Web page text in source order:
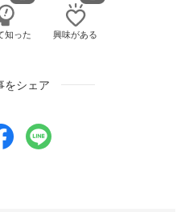
知った 興味がある
をシェア